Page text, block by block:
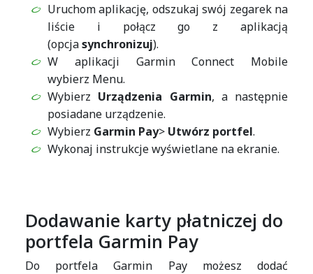
Uruchom aplikację, odszukaj swój zegarek na
liście i połącz go z aplikacją
(opcjasynchronizuj).
W aplikacji Garmin Connect Mobile
wybierz Menu.
Wybierz Urządzenia Garmin, a następnie
posiadane urządzenie.
Wybierz Garmin Pay> Utwórz portfel.
Wykonaj instrukcje wyświetlane na ekranie.
Dodawanie karty płatniczej do
portfela Garmin Pay
Do portfela Garmin Pay możesz dodać